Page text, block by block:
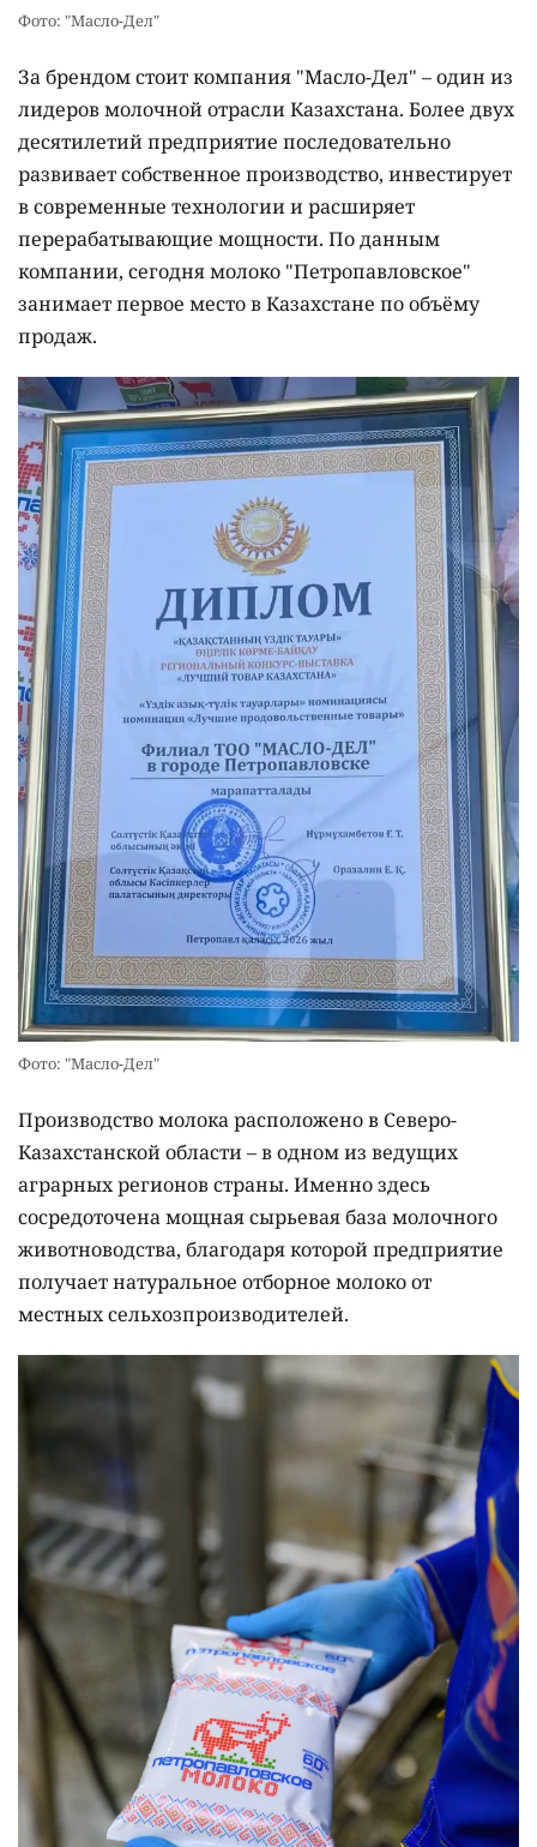
Фото: "Масло-Дел"
За брендом стоит компания "Масло-Дел" – один из
лидеров молочной отрасли Казахстана. Более двух
десятилетий предприятие последовательно
развивает собственное производство, инвестирует
в современные технологии и расширяет
перерабатывающие мощности. По данным
компании, сегодня молоко "Петропавловское"
занимает первое место в Казахстане по объёму
продаж.
Фото: "Масло-Дел"
Производство молока расположено в Северо-
Казахстанской области – в одном из ведущих
аграрных регионов страны. Именно здесь
сосредоточена мощная сырьевая база молочного
животноводства, благодаря которой предприятие
получает натуральное отборное молоко от
местных сельхозпроизводителей.